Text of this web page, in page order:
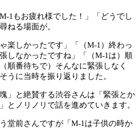
1もお疲れ様でした！」「どうでし
ねる場面が。
楽しかったです」「（M-1）終わっ
しなかったですね」「（M-1は）順
順番待ちで）そんなに緊張しなく
うに当時を振り返りました。
」と絶賛する渋谷さんは「緊張とか
とノリノリで話を進めていきます。
堂前さんですが「M-1は子供の時か